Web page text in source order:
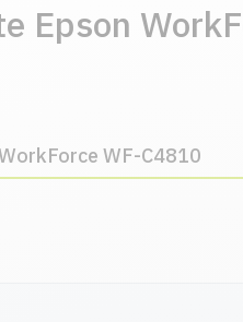
Epson
WF-C4810